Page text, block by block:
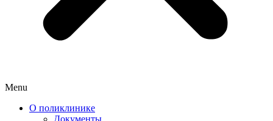
Menu
О поликлинике
Документы